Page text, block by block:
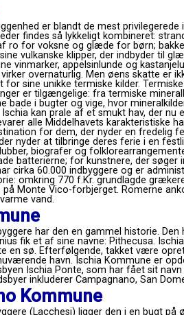
er blandt de mest
findes så lykkeligt kombineret:
ro for voksne og glæde for børn;
vulkanske klipper, der indbyder til
vinmarker, appelsinlunde og
overnaturlig. Men øens skatte er
for sine unikke termiske kilder.
er tilgængelige: fra termiske
bade i bugter og vige, hvor
kan prale af et smukt hav, der
alle Middelhavets karakteristiske
for dem, der nyder en fredelig
nyder at tilbringe deres ferie i en
biografer og
batterierne; for kunstnere, der
cirka 60.000 indbyggere og er
omkring 770 f.Kr. grundlagde
Monte Vico-forbjerget. Romerne
vand.
har den en gammel historie.
fik et af sine navne: Pithecusa.
en sø. Efterfølgende, takket være
havn. Ischia Kommune er
Ischia Ponte, som har fået sit
inkluderer Campagnano, San
Kommune
(Lacchesi) ligger den i en bugt